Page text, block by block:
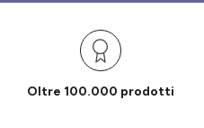
Oltre 100.000 prodotti